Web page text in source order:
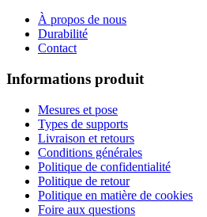
À propos de nous
Durabilité
Contact
Informations produit
Mesures et pose
Types de supports
Livraison et retours
Conditions générales
Politique de confidentialité
Politique de retour
Politique en matière de cookies
Foire aux questions